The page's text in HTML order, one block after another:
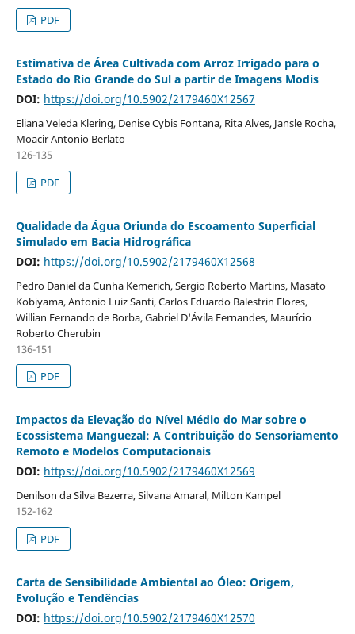
PDF
Estimativa de Área Cultivada com Arroz Irrigado para o
Estado do Rio Grande do Sul a partir de Imagens Modis
DOI: https://doi.org/10.5902/2179460X12567
Eliana Veleda Klering, Denise Cybis Fontana, Rita Alves, Jansle Rocha,
Moacir Antonio Berlato
126-135
PDF
Qualidade da Água Oriunda do Escoamento Superficial
Simulado em Bacia Hidrográfica
DOI: https://doi.org/10.5902/2179460X12568
Pedro Daniel da Cunha Kemerich, Sergio Roberto Martins, Masato
Kobiyama, Antonio Luiz Santi, Carlos Eduardo Balestrin Flores,
Willian Fernando de Borba, Gabriel D'Ávila Fernandes, Maurício
Roberto Cherubin
136-151
PDF
Impactos da Elevação do Nível Médio do Mar sobre o
Ecossistema Manguezal: A Contribuição do Sensoriamento
Remoto e Modelos Computacionais
DOI: https://doi.org/10.5902/2179460X12569
Denilson da Silva Bezerra, Silvana Amaral, Milton Kampel
152-162
PDF
Carta de Sensibilidade Ambiental ao Óleo: Origem,
Evolução e Tendências
DOI: https://doi.org/10.5902/2179460X12570